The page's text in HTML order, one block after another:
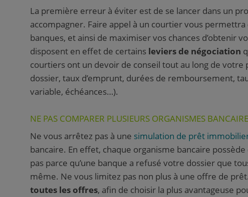
La première erreur à éviter est de se lancer dans un
accompagner. Faire appel à un courtier vous permettra
banques, et ainsi de maximiser vos chances d’obtenir
disposent en effet de certains leviers de négociation
courtiers ont un devoir de conseil tout au long de
dossier, taux d’emprunt, durées de remboursement,
variable, échéances…).
NE PAS COMPARER PLUSIEURS ORGANISMES
Ne vous arrêtez pas à une simulation de prêt
bancaire. En effet, chaque organisme bancaire
pas parce qu’une banque a refusé votre dossier que
même. Ne vous limitez pas non plus à une offre de
toutes les offres, afin de choisir la plus avantageuse